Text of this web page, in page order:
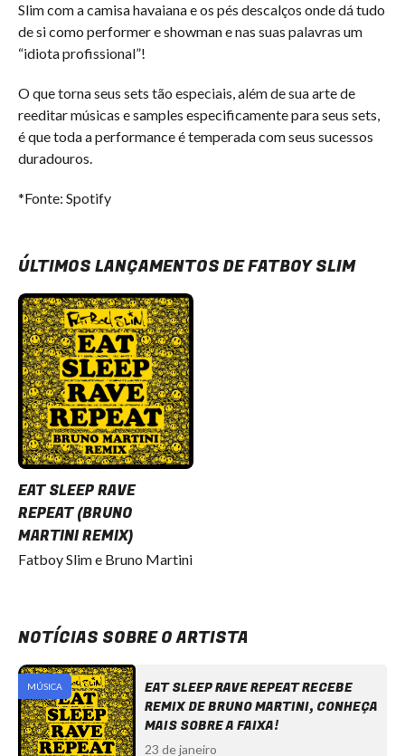
Slim com a camisa havaiana e os pés descalços onde dá tudo
de si como performer e showman e nas suas palavras um
“idiota profissional”!
O que torna seus sets tão especiais, além de sua arte de
reeditar músicas e samples especificamente para seus sets,
é que toda a performance é temperada com seus sucessos
duradouros.
*Fonte: Spotify
ÚLTIMOS LANÇAMENTOS DE FATBOY SLIM
EAT SLEEP RAVE
REPEAT (BRUNO
MARTINI REMIX)
Fatboy Slim e Bruno Martini
NOTÍCIAS SOBRE O ARTISTA
MÚSICA
EAT SLEEP RAVE REPEAT RECEBE
REMIX DE BRUNO MARTINI, CONHEÇA
MAIS SOBRE A FAIXA!
23 de janeiro